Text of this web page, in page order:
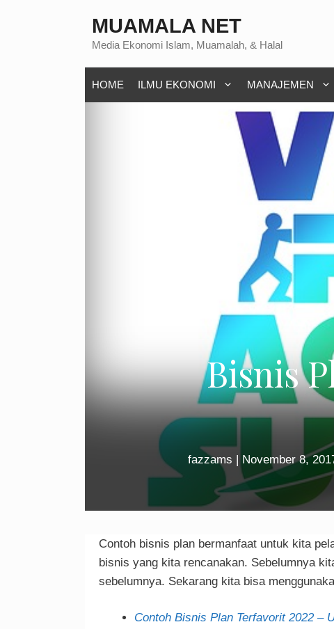
MUAMALA NET
Media Ekonomi Islam, Muamalah, & Halal
HOME ILMU EKONOMI MANAJEMEN
Bisnis
fazzams | November 8,
Contoh bisnis plan bermanfaat untuk kita
bisnis yang kita rencanakan. Sebelumnya
sebelumnya. Sekarang kita bisa
Contoh Bisnis Plan Terfavorit 2022 –